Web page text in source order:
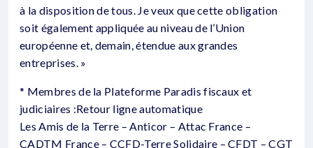
à la disposition de tous. Je veux que cette obligation
soit également appliquée au niveau de l’Union
européenne et, demain, étendue aux grandes
entreprises. »
* Membres de la Plateforme Paradis fiscaux et
judiciaires :Retour ligne automatique
Les Amis de la Terre – Anticor – Attac France –
CADTM France – CCFD-Terre Solidaire – CFDT – CGT